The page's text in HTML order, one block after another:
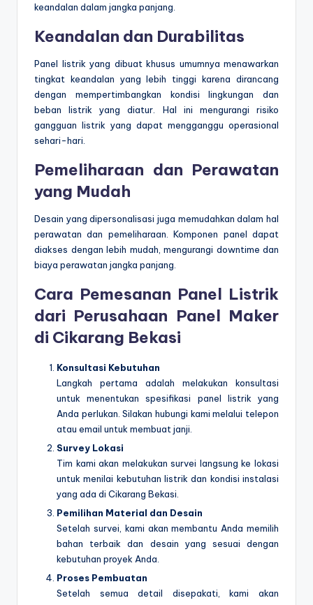
keandalan dalam jangka panjang.
Keandalan dan Durabilitas
Panel listrik yang dibuat khusus umumnya menawarkan
tingkat keandalan yang lebih tinggi karena dirancang
dengan mempertimbangkan kondisi lingkungan dan
beban listrik yang diatur. Hal ini mengurangi risiko
gangguan listrik yang dapat mengganggu operasional
sehari-hari.
Pemeliharaan dan Perawatan
yang Mudah
Desain yang dipersonalisasi juga memudahkan dalam hal
perawatan dan pemeliharaan. Komponen panel dapat
diakses dengan lebih mudah, mengurangi downtime dan
biaya perawatan jangka panjang.
Cara Pemesanan Panel Listrik
dari Perusahaan Panel Maker
di Cikarang Bekasi
Konsultasi Kebutuhan
Langkah pertama adalah melakukan konsultasi
untuk menentukan spesifikasi panel listrik yang
Anda perlukan. Silakan hubungi kami melalui telepon
atau email untuk membuat janji.
Survey Lokasi
Tim kami akan melakukan survei langsung ke lokasi
untuk menilai kebutuhan listrik dan kondisi instalasi
yang ada di Cikarang Bekasi.
Pemilihan Material dan Desain
Setelah survei, kami akan membantu Anda memilih
bahan terbaik dan desain yang sesuai dengan
kebutuhan proyek Anda.
Proses Pembuatan
Setelah semua detail disepakati, kami akan